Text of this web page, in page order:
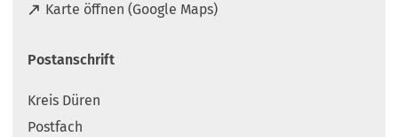
Karte öffnen (Google Maps)
(
f
e
t
Postanschrift
Kreis Düren
Postfach